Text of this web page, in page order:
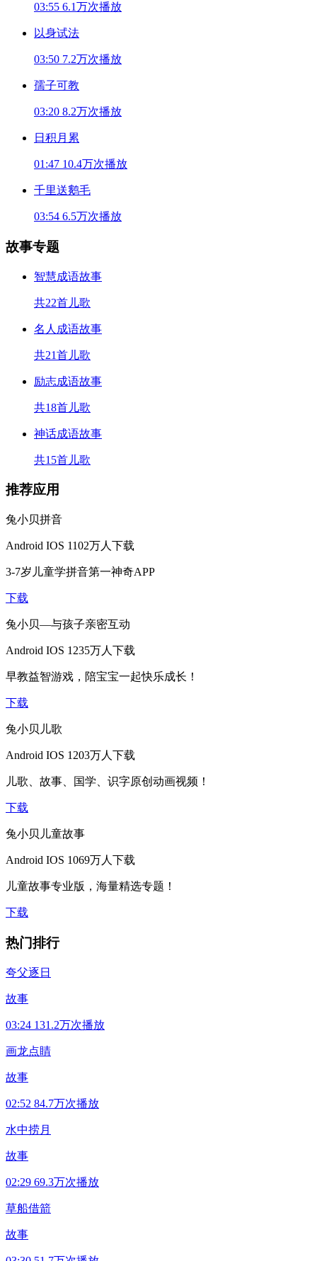
03:55 6.1万次播放
以身试法
03:50 7.2万次播放
孺子可教
03:20 8.2万次播放
日积月累
01:47 10.4万次播放
千里送鹅毛
03:54 6.5万次播放
故事专题
智慧成语故事
共22首儿歌
名人成语故事
共21首儿歌
励志成语故事
共18首儿歌
神话成语故事
共15首儿歌
推荐应用
兔小贝拼音
Android IOS 1102万人下载
3-7岁儿童学拼音第一神奇APP
下载
兔小贝—与孩子亲密互动
Android IOS 1235万人下载
早教益智游戏，陪宝宝一起快乐成长！
下载
兔小贝儿歌
Android IOS 1203万人下载
儿歌、故事、国学、识字原创动画视频！
下载
兔小贝儿童故事
Android IOS 1069万人下载
儿童故事专业版，海量精选专题！
下载
热门排行
夸父逐日
故事
03:24 131.2万次播放
画龙点睛
故事
02:52 84.7万次播放
水中捞月
故事
02:29 69.3万次播放
草船借箭
故事